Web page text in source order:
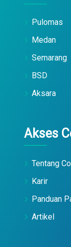
Pulomas
Medan
Semarang
BSD
Aksara
Akses
Tentang
Karir
Panduan
Artikel